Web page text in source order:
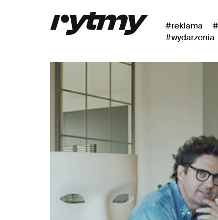
#reklama
#wydarzenia